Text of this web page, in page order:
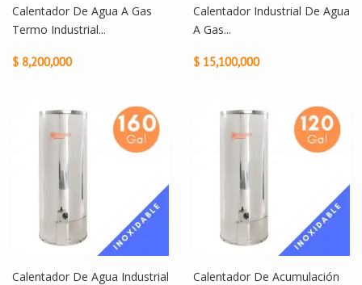
Calentador De Agua A Gas
Termo Industrial...
$ 8,200,000
Calentador Industrial De Agua
A Gas...
$ 15,100,000
Calentador De Agua Industrial
Calentador De Acumulación